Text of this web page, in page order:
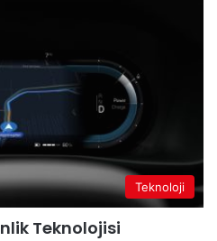
Teknoloji
Teknolojisi